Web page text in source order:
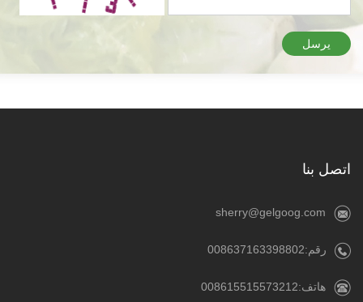
يرسل
اتصل بنا
sherry@gelgoog.com
رقم:008637163398802
هاتف:008615515573212